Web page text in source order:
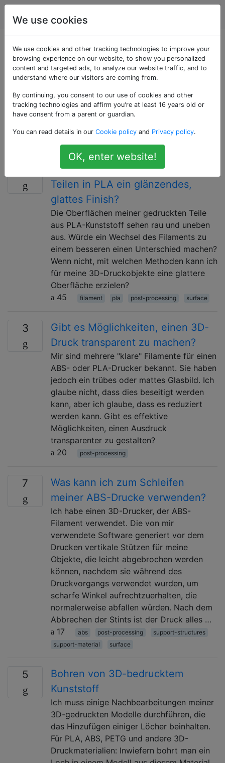
3d Drucken
Als «post-
processing»
getaggte Fragen
Nachbearbeitung, dh für zusätzliche Methoden und
Prozesse nach Abschluss eines Druckvorgangs.
Wie gebe ich 3D-gedruckten
Teilen in PLA ein glänzendes,
glattes Finish?
Die Oberflächen meiner gedruckten Teile
aus PLA-Kunststoff sehen rau und uneben
aus. Würde ein Wechsel des Filaments zu
einem besseren einen Unterschied machen?
Wenn nicht, mit welchen Methoden kann ich
für meine 3D-Druckobjekte eine glattere
Oberfläche erzielen?
45
filament pla post-processing surface
3
Gibt es Möglichkeiten, einen 3D-
Druck transparent zu machen?
Mir sind mehrere "klare" Filamente für einen
ABS- oder PLA-Drucker bekannt. Sie haben
jedoch ein trübes oder mattes Glasbild. Ich
glaube nicht, dass dies beseitigt werden
kann, aber ich glaube, dass es reduziert
werden kann. Gibt es effektive
Möglichkeiten, einen Ausdruck
transparenter zu gestalten?
20
post-processing
7
Was kann ich zum Schleifen
meiner ABS-Drucke verwenden?
Ich habe einen 3D-Drucker, der ABS-
Filament verwendet. Die von mir
verwendete Software generiert vor dem
Drucken vertikale Stützen für meine
Objekte, die leicht abgebrochen werden
können, nachdem sie während des
Druckvorgangs verwendet wurden, um
scharfe Winkel aufrechtzuerhalten, die
normalerweise abfallen würden. Nach dem
Abbrechen der Stints ist der Druck alles …
17
abs post-processing
support-structures
support-material
surface
5
Bohren von 3D-bedrucktem
Kunststoff
Ich muss einige Nachbearbeitungen meiner
3D-gedruckten Modelle durchführen, die
das Hinzufügen einiger Löcher beinhalten.
Für PLA, ABS, PETG und andere 3D-
Druckmaterialien: Inwiefern bohrt man ein
We use cookies
We use cookies and other tracking technologies to improve your
browsing experience on our website, to show you personalized
content and targeted ads, to analyze our website traffic, and to
understand where our visitors are coming from.
By continuing, you consent to our use of cookies and other
tracking technologies and affirm you're at least 16 years old or
have consent from a parent or guardian.
You can read details in our Cookie policy and Privacy policy.
OK, enter website!